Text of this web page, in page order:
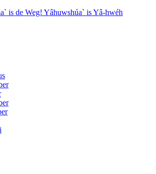
is de Weg! Yâhuwshúa` is Yâ-hwéh